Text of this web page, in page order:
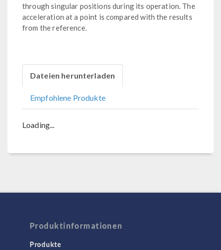
through singular positions during its operation. The
acceleration at a point is compared with the results
from the reference.
Dateien herunterladen
Empfohlene Produkte
Loading...
Produktinformationen
Produkte